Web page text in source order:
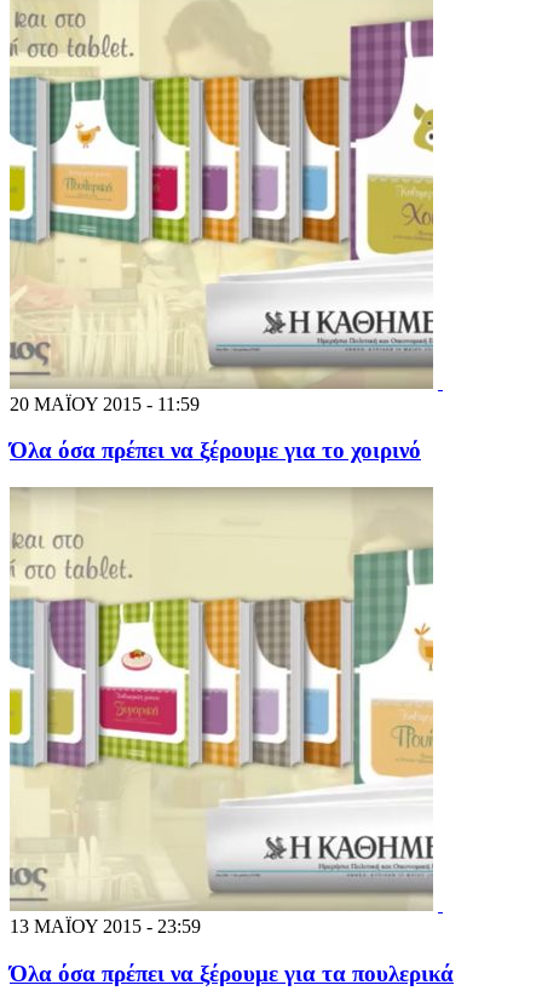
20 ΜΑΪΟΥ 2015 - 11:59
Όλα όσα πρέπει να ξέρουμε για το χοιρινό
13 ΜΑΪΟΥ 2015 - 23:59
Όλα όσα πρέπει να ξέρουμε για τα πουλερικά